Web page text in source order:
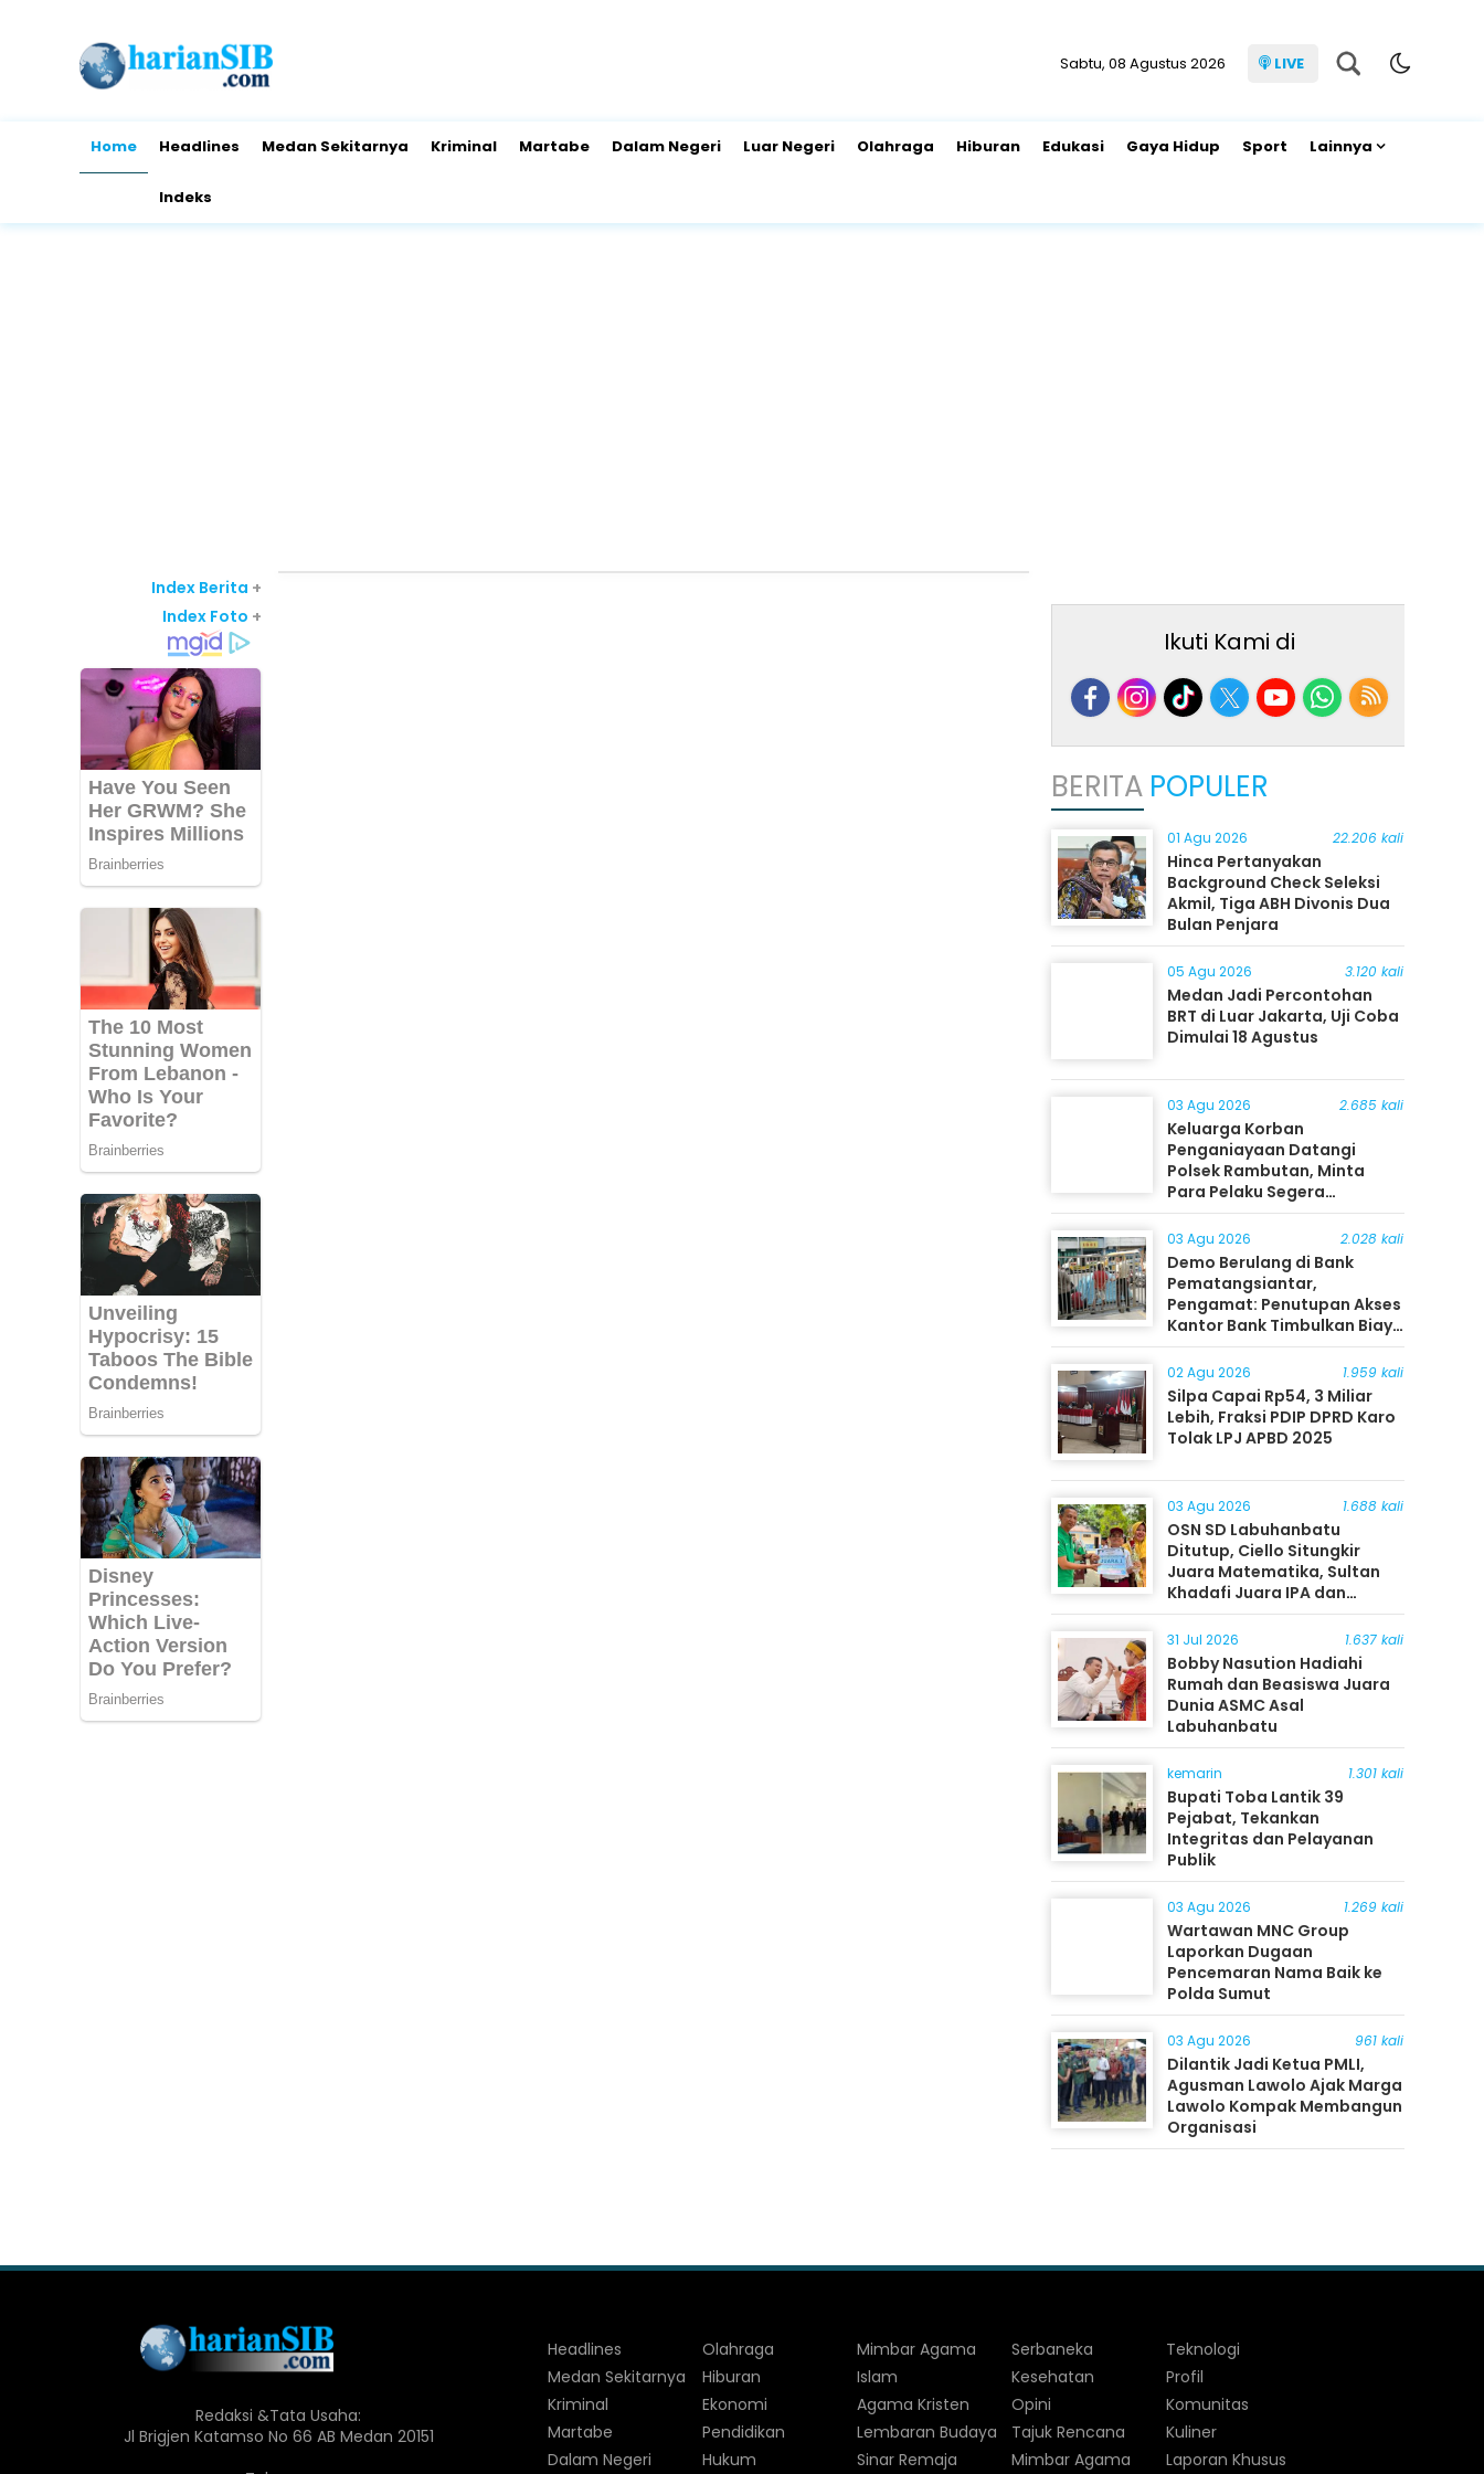
Sabtu, 08 Agustus 2026 LIVE
Home Headlines Medan Sekitarnya Kriminal Martabe Dalam Negeri Luar Negeri Olahraga Hiburan Edukasi Gaya Hidup Sport Lainnya
Indeks
Index Berita +
Index Foto +
Ikuti Kami di
BERITA POPULER
01 Agu 2026 22.206 kali
Hinca Pertanyakan
Background Check Seleksi
Akmil, Tiga ABH Divonis Dua
Bulan Penjara
05 Agu 2026 3.120 kali
Medan Jadi Percontohan
BRT di Luar Jakarta, Uji Coba
Dimulai 18 Agustus
03 Agu 2026 2.685 kali
Keluarga Korban
Penganiayaan Datangi
Polsek Rambutan, Minta
Para Pelaku Segera
Ditangkap
03 Agu 2026 2.028 kali
Demo Berulang di Bank
Pematangsiantar,
Pengamat: Penutupan Akses
Kantor Bank Timbulkan Biaya
Ekonomi bagi Masyarakat
02 Agu 2026 1.959 kali
Silpa Capai Rp54, 3 Miliar
Lebih, Fraksi PDIP DPRD Karo
Tolak LPJ APBD 2025
03 Agu 2026 1.688 kali
OSN SD Labuhanbatu
Ditutup, Ciello Situngkir
Juara Matematika, Sultan
Khadafi Juara IPA dan
Timothy Rangkuti Juara IPS
31 Jul 2026 1.637 kali
Bobby Nasution Hadiahi
Rumah dan Beasiswa Juara
Dunia ASMC Asal
Labuhanbatu
kemarin 1.301 kali
Bupati Toba Lantik 39
Pejabat, Tekankan
Integritas dan Pelayanan
Publik
03 Agu 2026 1.269 kali
Wartawan MNC Group
Laporkan Dugaan
Pencemaran Nama Baik ke
Polda Sumut
03 Agu 2026 961 kali
Dilantik Jadi Ketua PMLI,
Agusman Lawolo Ajak Marga
Lawolo Kompak Membangun
Organisasi
Redaksi &Tata Usaha:
Jl Brigjen Katamso No 66 AB Medan 20151
Headlines
Medan Sekitarnya
Kriminal
Martabe
Dalam Negeri
Olahraga
Hiburan
Ekonomi
Pendidikan
Hukum
Mimbar Agama
Islam
Agama Kristen
Lembaran Budaya
Sinar Remaja
Serbaneka
Kesehatan
Opini
Tajuk Rencana
Mimbar Agama
Teknologi
Profil
Komunitas
Kuliner
Laporan Khusus